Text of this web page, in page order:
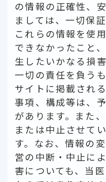
の情報の正確性、
ましては、一切保
これらの情報を使
できなかったこと
生したいかなる損
一切の責任を負う
サイトに掲載され
事項、構成等は、
があります。また
または中止させて
す。なお、情報の
営の中断・中止に
害についても、当